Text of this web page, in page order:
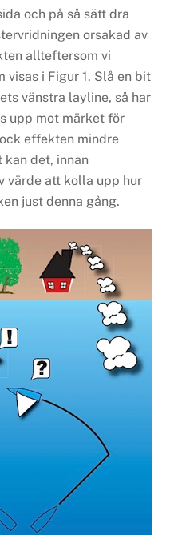
och på så sätt dra
orsakad av
allteftersom vi
visas i Figur 1. Slå en bit
vänstra layline, så har
upp mot märket för
effekten mindre
kan det, innan
värde att kolla upp hur
just denna gång.